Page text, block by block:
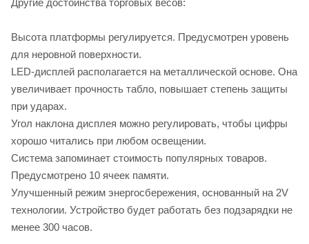
Другие достоинства торговых весов:
Высота платформы регулируется. Предусмотрен уровень
для неровной поверхности.
LED-дисплей располагается на металлической основе. Она
увеличивает прочность табло, повышает степень защиты
при ударах.
Угол наклона дисплея можно регулировать, чтобы цифры
хорошо читались при любом освещении.
Система запоминает стоимость популярных товаров.
Предусмотрено 10 ячеек памяти.
Улучшенный режим энергосбережения, основанный на 2V
технологии. Устройство будет работать без подзарядки не
менее 300 часов.